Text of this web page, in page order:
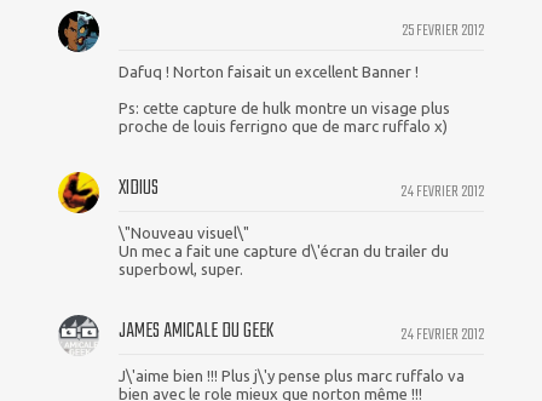
25 FEVRIER 2012
Dafuq ! Norton faisait un excellent Banner !
Ps: cette capture de hulk montre un visage plus
proche de louis ferrigno que de marc ruffalo x)
24 FEVRIER 2012
XIDIUS
\"Nouveau visuel\"
Un mec a fait une capture d\'écran du trailer du
superbowl, super.
24 FEVRIER 2012
JAMES AMICALE DU GEEK
J\'aime bien !!! Plus j\'y pense plus marc ruffalo va
bien avec le role mieux que norton même !!!